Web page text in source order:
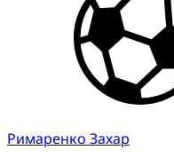
Римаренко Захар